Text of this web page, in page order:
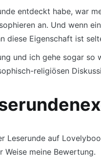
entdeckt habe, war
an. Und wenn
diese Eigenschaft ist
und ich gehe sogar so
religiösen
Leserunde auf
meine Bewertung.